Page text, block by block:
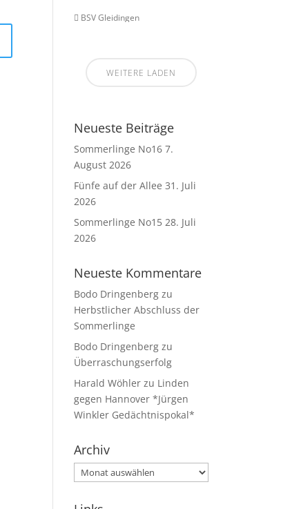
BSV Gleidingen
WEITERE LADEN
Neueste Beiträge
Sommerlinge No16 7.
August 2026
Fünfe auf der Allee 31. Juli
2026
Sommerlinge No15 28. Juli
2026
Neueste Kommentare
Bodo Dringenberg zu
Herbstlicher Abschluss der
Sommerlinge
Bodo Dringenberg zu
Überraschungserfolg
Harald Wöhler zu Linden
gegen Hannover *Jürgen
Winkler Gedächtnispokal*
Archiv
Archiv